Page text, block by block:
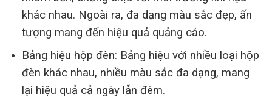
khác nhau. Ngoài ra, đa dạng màu sắc đẹp, ấn
tượng mang đến hiệu quả quảng cáo.
Bảng hiệu hộp đèn: Bảng hiệu với nhiều loại hộp
đèn khác nhau, nhiều màu sắc đa dạng, mang
lại hiệu quả cả ngày lẫn đêm.